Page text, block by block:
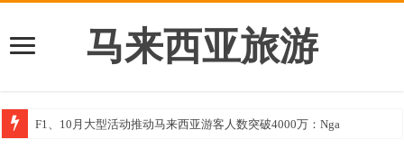
马来西亚旅游
F1、10月大型活动推动马来西亚游客人数突破4000万：Nga